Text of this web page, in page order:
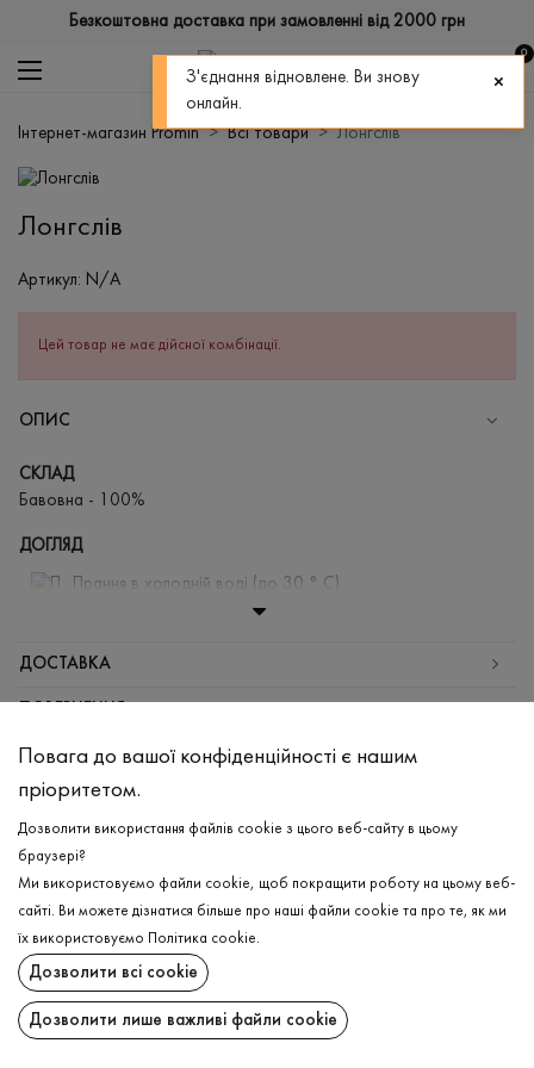
Безкоштовна доставка при замовленні від 2000 грн
0
Інтернет-магазин Promin Всі товари Лонгслів
Лонгслів
Артикул: N/A
Цей товар не має дійсної комбінації.
ОПИС
СКЛАД
Бавовна - 100%
ДОГЛЯД
Прання в холодній воді (до 30 ° C)
Відбілювання заборонено
Щадний віджим і сушка
ДОСТАВКА
Поширити:
ChatGPT
Google
Perplexity Grok
Підпишіться на останні оновлення та дізнавайтеся про новинки та спеціальні
Повага до вашої конфіденційності є нашим
пріоритетом.
Дозволити використання файлів cookie з цього веб-сайту в цьому
браузері?
Ми використовуємо файли cookie, щоб покращити роботу на цьому веб-
сайті. Ви можете дізнатися більше про наші файли cookie та про те, як ми
їх використовуємо
Політика cookie.
Дозволити всі cookie
Дозволити лише важливі файли cookie
З'єднання відновлене. Ви знову
онлайн.